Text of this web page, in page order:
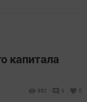
капитала
862 0 0